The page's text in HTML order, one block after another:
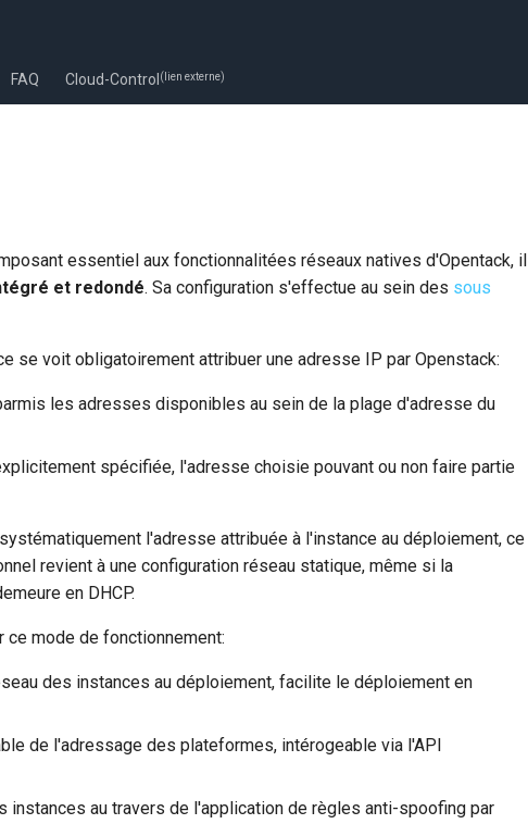
FAQ Cloud-Control (lien externe)
essentiel aux fonctionnalitées réseaux natives d'Opentack, il
et redondé. Sa configuration s'effectue au sein des sous
se voit obligatoirement attribuer une adresse IP par Openstack:
les adresses disponibles au sein de la plage d'adresse du
spécifiée, l'adresse choisie pouvant ou non faire partie
l'adresse attribuée à l'instance au déploiement, ce
revient à une configuration réseau statique, même si la
en DHCP.
ce mode de fonctionnement:
des instances au déploiement, facilite le déploiement en
de l'adressage des plateformes, intérogeable via l'API
instances au travers de l'application de règles anti-spoofing par